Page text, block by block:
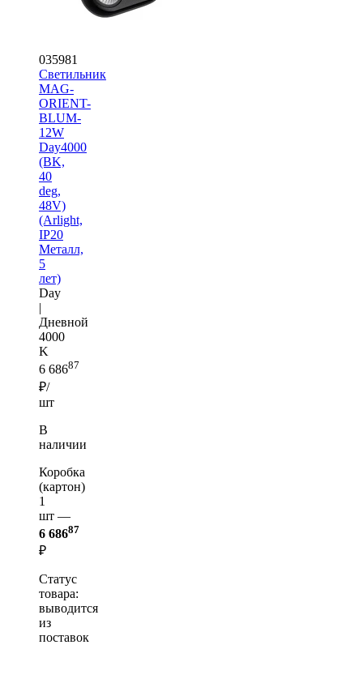
035981
Светильник
MAG-
ORIENT-
BLUM-
12W
Day4000
(BK,
40
deg,
48V)
(Arlight,
IP20
Металл,
5
лет)
Day
|
Дневной
4000
K
6 68687
₽/
шт
В
наличии
Коробка
(картон)
1
шт —
6 68687
₽
Статус
товара:
выводится
из
поставок